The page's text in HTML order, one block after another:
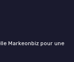
Markeonbiz pour une